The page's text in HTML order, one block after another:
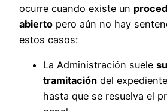
ocurre cuando existe un
abierto pero aún no hay
estos casos:
La Administración suele
tramitación del
hasta que se resuelva el